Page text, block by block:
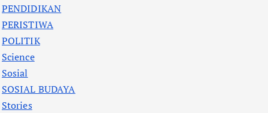
PENDIDIKAN
PERISTIWA
POLITIK
Science
Sosial
SOSIAL BUDAYA
Stories